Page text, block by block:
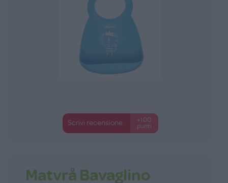
Scrivi recensione
+100
punti
Matvrå Bavaglino